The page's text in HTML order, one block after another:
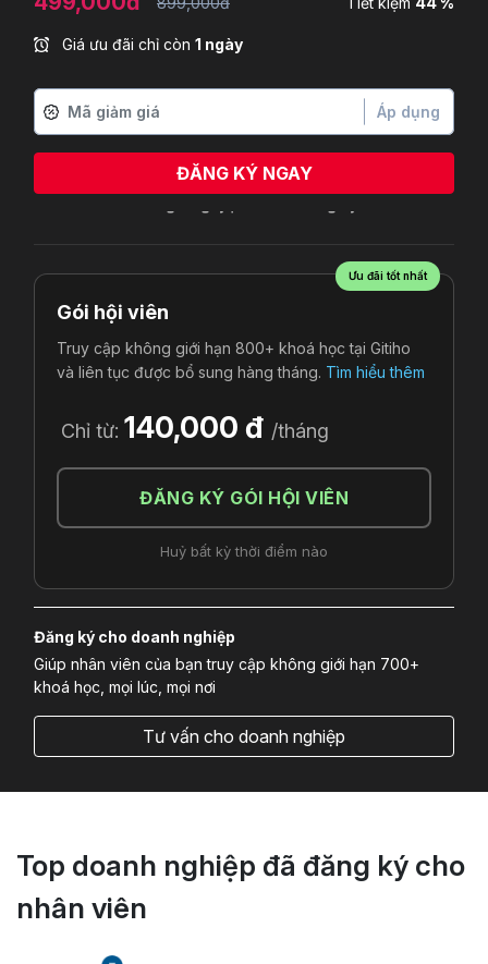
Giá ưu đãi chỉ còn 1 ngày
Áp dụng
ĐĂNG KÝ NGAY
Ưu đãi tốt nhất
Gói hội viên
Truy cập không giới hạn 800+ khoá học tại Gitiho
và liên tục được bổ sung hàng tháng. Tìm hiểu thêm
Chỉ từ: 140,000 đ /tháng
ĐĂNG KÝ GÓI HỘI VIÊN
Huỷ bất kỳ thời điểm nào
Đăng ký cho doanh nghiệp
Giúp nhân viên của bạn truy cập không giới hạn 700+
khoá học, mọi lúc, mọi nơi
Tư vấn cho doanh nghiệp
Top doanh nghiệp đã đăng ký cho
nhân viên